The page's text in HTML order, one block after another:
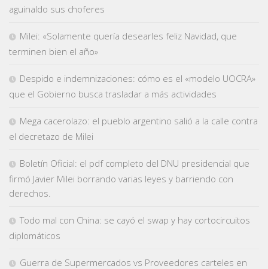
aguinaldo sus choferes
Milei: «Solamente quería desearles feliz Navidad, que
terminen bien el año»
Despido e indemnizaciones: cómo es el «modelo UOCRA»
que el Gobierno busca trasladar a más actividades
Mega cacerolazo: el pueblo argentino salió a la calle contra
el decretazo de Milei
Boletín Oficial: el pdf completo del DNU presidencial que
firmó Javier Milei borrando varias leyes y barriendo con
derechos.
Todo mal con China: se cayó el swap y hay cortocircuitos
diplomáticos
Guerra de Supermercados vs Proveedores carteles en